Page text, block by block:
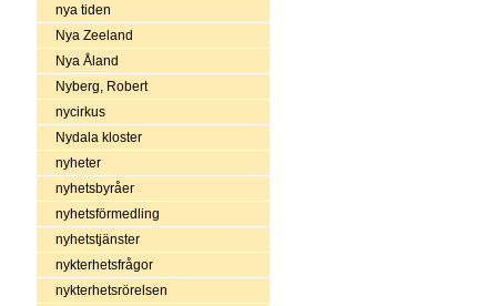
nya tiden
Nya Zeeland
Nya Åland
Nyberg, Robert
nycirkus
Nydala kloster
nyheter
nyhetsbyråer
nyhetsförmedling
nyhetstjänster
nykterhetsfrågor
nykterhetsrörelsen